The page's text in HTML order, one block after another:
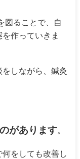
図ることで、自
作っていきま
しながら、鍼灸
があります。
をしても改善し